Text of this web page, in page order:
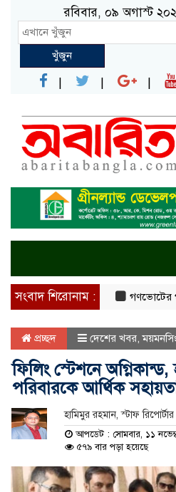
রবিবার, ০৯ অগাস্ট
খুঁজুন
সংবাদ শিরোনাম :গণভোটের গণরায়
প্রচ্ছদ দেশের খবর,
ফিলিং স্টেশনে
পরিবারকে আর্থিক
হামিমুর রহমান, স্টাফ রিপোর্টার
আপডেট : সোমবার, ১১
৫৭৯ বার পড়া হয়েছে